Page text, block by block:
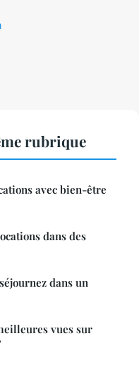
rubrique
avec bien-être
dans des
dans un
vues sur